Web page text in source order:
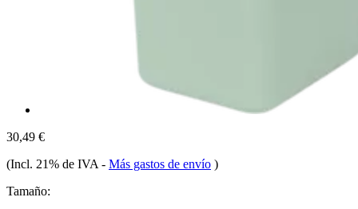
30,49 €
(Incl. 21% de IVA - Más gastos de envío )
Tamaño: